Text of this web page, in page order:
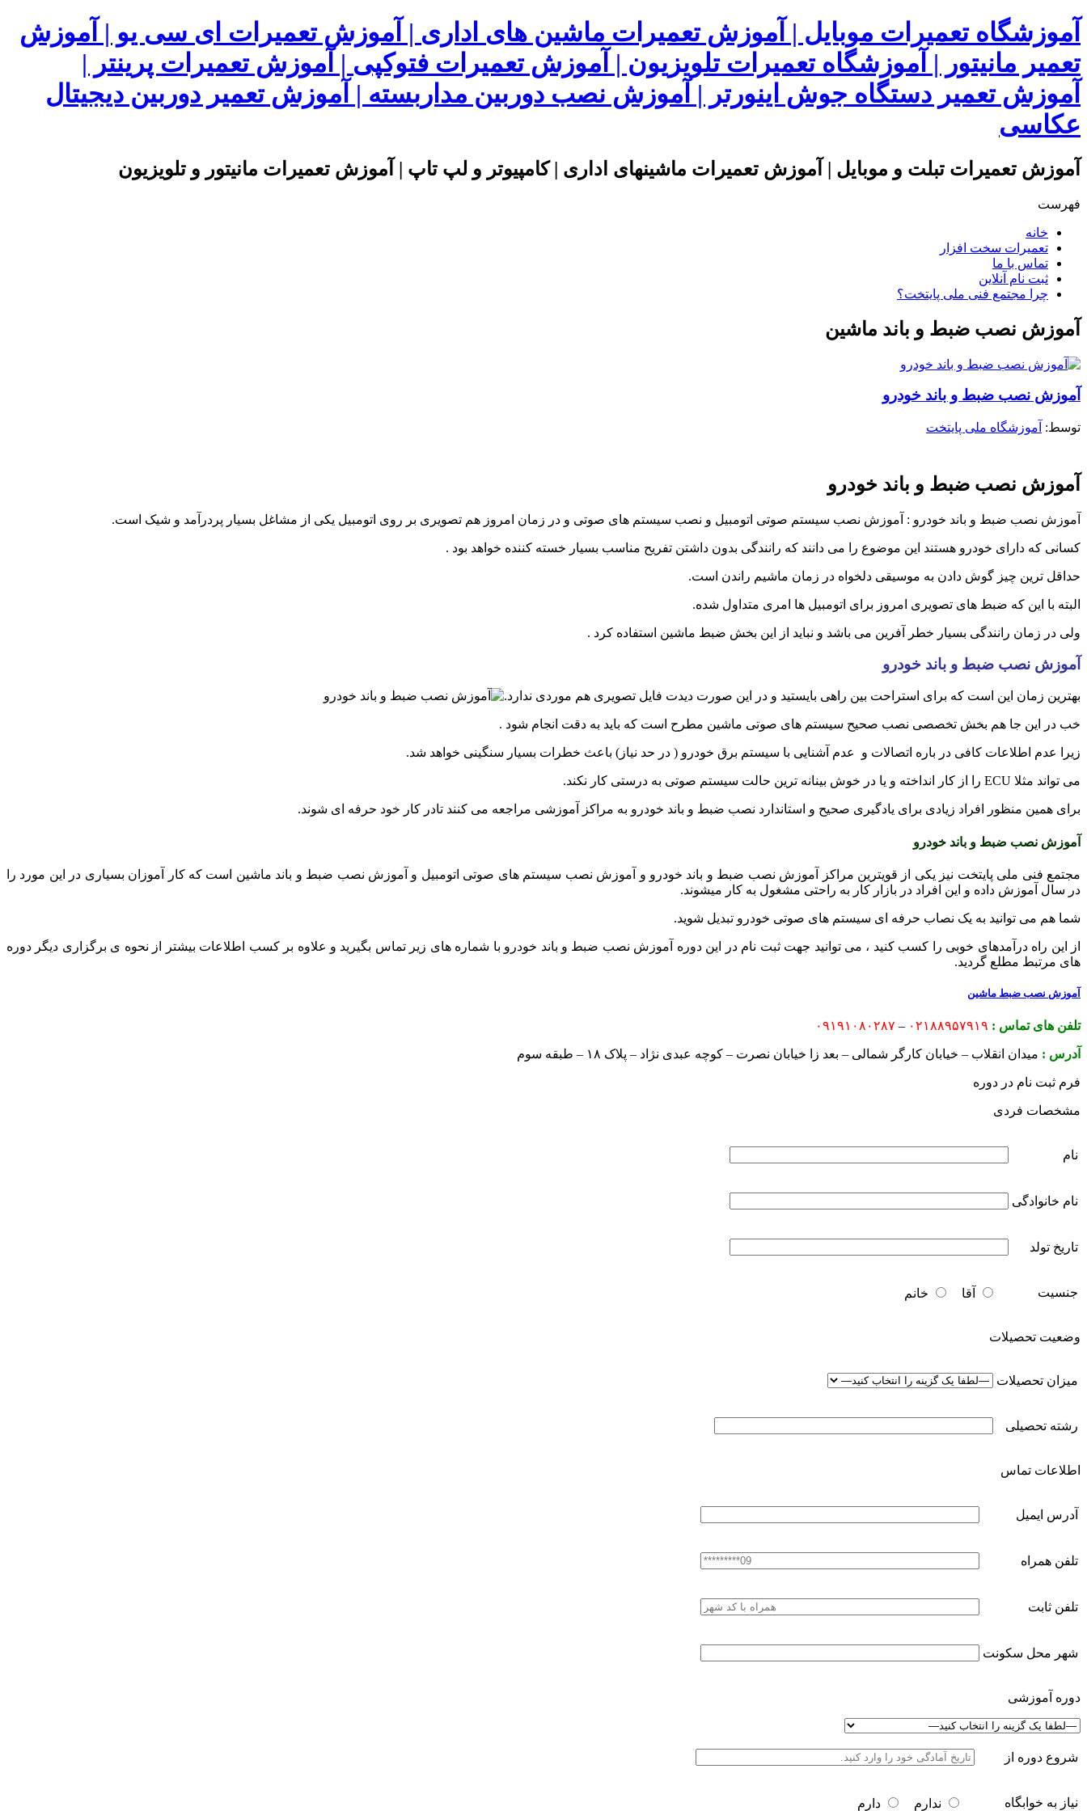
آموزشگاه تعمیرات موبایل | آموزش تعمیرات ماشین های اداری | آموزش تعمیرات ای سی یو | آموزش
تعمیر مانیتور | آموزشگاه تعمیرات تلویزیون | آموزش تعمیرات فتوکپی | آموزش تعمیرات پرینتر |
آموزش تعمیر دستگاه جوش اینورتر | آموزش نصب دوربین مداربسته | آموزش تعمیر دوربین دیجیتال
عکاسی
آموزش تعمیرات تبلت و موبایل | آموزش تعمیرات ماشینهای اداری | کامپیوتر و لپ تاپ | آموزش تعمیرات مانیتور و تلویزیون
فهرست
خانه
تعمیرات سخت افزار
تماس با ما
ثبت نام آنلاین
چرا مجتمع فنی ملی پایتخت؟
آموزش نصب ضبط و باند ماشین
آموزش نصب ضبط و باند خودرو
توسط: ‪ آموزشگاه ملی پایتخت
آموزش نصب ضبط و باند خودرو
آموزش نصب ضبط و باند خودرو : آموزش نصب سیستم صوتی اتومبیل و نصب سیستم های صوتی و در زمان امروز هم تصویری بر روی اتومبیل یکی از مشاغل بسیار پردرآمد و شیک است.
کسانی که دارای خودرو هستند این موضوع را می دانند که رانندگی بدون داشتن تفریح مناسب بسیار خسته کننده خواهد بود .
حداقل ترین چیز گوش دادن به موسیقی دلخواه در زمان ماشیم راندن است.
البته با این که ضبط های تصویری امروز برای اتومبیل ها امری متداول شده.
ولی در زمان رانندگی بسیار خطر آفرین می باشد و نباید از این بخش ضبط ماشین استفاده کرد .
آموزش نصب ضبط و باند خودرو
بهترین زمان این است که برای استراحت بین راهی بایستید و در این صورت دیدت فایل تصویری هم موردی ندارد.
خب در این جا هم بخش تخصصی نصب صحیح سیستم های صوتی ماشین مطرح است که باید به دقت انجام شود .
زیرا عدم اطلاعات کافی در باره اتصالات و عدم آشنایی با سیستم برق خودرو ( در حد نیاز) باعث خطرات بسیار سنگینی خواهد شد.
می تواند مثلا ECU را از کار انداخته و یا در خوش بینانه ترین حالت سیستم صوتی به درستی کار نکند.
برای همین منظور افراد زیادی برای یادگیری صحیح و استاندارد نصب ضبط و باند خودرو به مراکز آموزشی مراجعه می کنند تادر کار خود حرفه ای شوند.
آموزش نصب ضبط و باند خودرو
مجتمع فنی ملی پایتخت نیز یکی از قویترین مراکز آموزش نصب ضبط و باند خودرو و آموزش نصب سیستم های صوتی اتومبیل و آموزش نصب ضبط و باند ماشین است که کار آموزان بسیاری در این مورد را
در سال آموزش داده و این افراد در بازار کار به راحتی مشغول به کار میشوند.
شما هم می توانید به یک نصاب حرفه ای سیستم های صوتی خودرو تبدیل شوید.
از این راه درآمدهای خوبی را کسب کنید ، می توانید جهت ثبت نام در این دوره آموزش نصب ضبط و باند خودرو با شماره های زیر تماس بگیرید و علاوه بر کسب اطلاعات بیشتر از نحوه ی برگزاری دیگر دوره
های مرتبط مطلع گردید.
آموزش نصب ضبط ماشین
تلفن های تماس : ۰۲۱۸۸۹۵۷۹۱۹ – ۰۹۱۹۱۰۸۰۲۸۷
آدرس : میدان انقلاب – خیابان کارگر شمالی – بعد زا خیابان نصرت – کوچه عبدی نژاد – پلاک ۱۸ – طبقه سوم
فرم ثبت نام در دوره
مشخصات فردی
نام
نام خانوادگی
تاریخ تولد
جنسیت آقا خانم
وضعیت تحصیلات
میزان تحصیلات
رشته تحصیلی
اطلاعات تماس
آدرس ایمیل
تلفن همراه
تلفن ثابت
شهر محل سکونت
دوره آموزشی
شروع دوره از
نیاز به خوابگاه ندارم دارم